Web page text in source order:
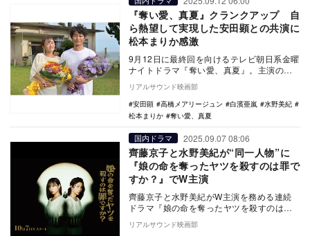
『奪い愛、真夏』クランクアップ 自
ら熱望して実現した安田顕との共演に
松本まりか感激
9月12日に最終回を向けるテレビ朝日系金曜
ナイトドラマ『奪い愛、真夏』。主演の松
本まりからキャスト陣のクランクアップコ
メントが到…
リアルサウンド映画部
安田顕
高橋メアリージュン 白濱亜嵐
水野美紀
松本まりか
奪い愛、真夏
国内ドラマ 2025.09.07 08:06
齊藤京子と水野美紀が“同一人物”に
『娘の命を奪ったヤツを殺すのは罪で
すか？』でW主演
齊藤京子と水野美紀がW主演を務める連続
ドラマ『娘の命を奪ったヤツを殺すのは罪
ですか？』が、10月7日よりカンテレ・フジ
テレビ系「…
リアルサウンド映画部